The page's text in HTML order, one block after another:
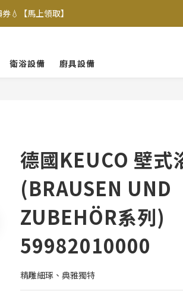
💧【馬上領取】
衛浴設備 廚具設備
德國KEUCO 壁式
(BRAUSEN UND
ZUBEHÖR系列)
59982010000
精雕細琢、典雅獨特